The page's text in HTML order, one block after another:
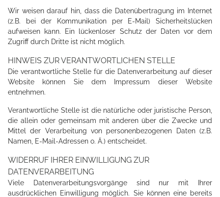
Wir weisen darauf hin, dass die Datenübertragung im Internet
(z.B. bei der Kommunikation per E-Mail) Sicherheitslücken
aufweisen kann. Ein lückenloser Schutz der Daten vor dem
Zugriff durch Dritte ist nicht möglich.
HINWEIS ZUR VERANTWORTLICHEN STELLE
Die verantwortliche Stelle für die Datenverarbeitung auf dieser
Website können Sie dem Impressum dieser Website
entnehmen.
Verantwortliche Stelle ist die natürliche oder juristische Person,
die allein oder gemeinsam mit anderen über die Zwecke und
Mittel der Verarbeitung von personenbezogenen Daten (z.B.
Namen, E-Mail-Adressen o. Ä.) entscheidet.
WIDERRUF IHRER EINWILLIGUNG ZUR
DATENVERARBEITUNG
Viele Datenverarbeitungsvorgänge sind nur mit Ihrer
ausdrücklichen Einwilligung möglich. Sie können eine bereits